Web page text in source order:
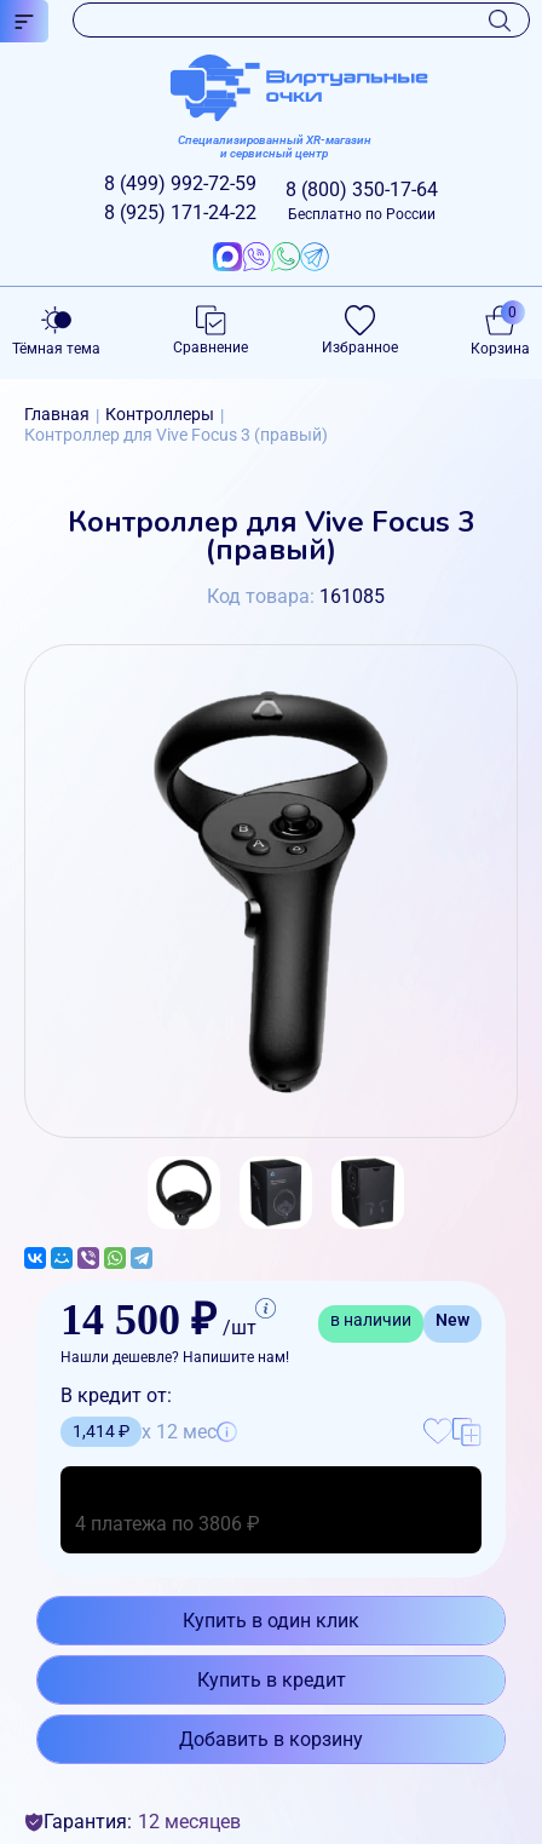
Специализированный XR-магазин
и сервисный центр
8 (499) 992-72-59
8 (925) 171-24-22
8 (800) 350-17-64
Бесплатно по России
Тёмная тема Сравнение Избранное Корзина
0
Главная | Контроллеры |
Контроллер для Vive Focus 3 (правый)
Контроллер для Vive Focus 3
(правый)
Код товара: 161085
14 500 ₽ /шт в наличии New
Нашли дешевле? Напишите нам!
В кредит от:
1,414 ₽ x 12 мес
4 платежа по 3806 ₽
Купить в один клик
Купить в кредит
Добавить в корзину
Гарантия: 12 месяцев